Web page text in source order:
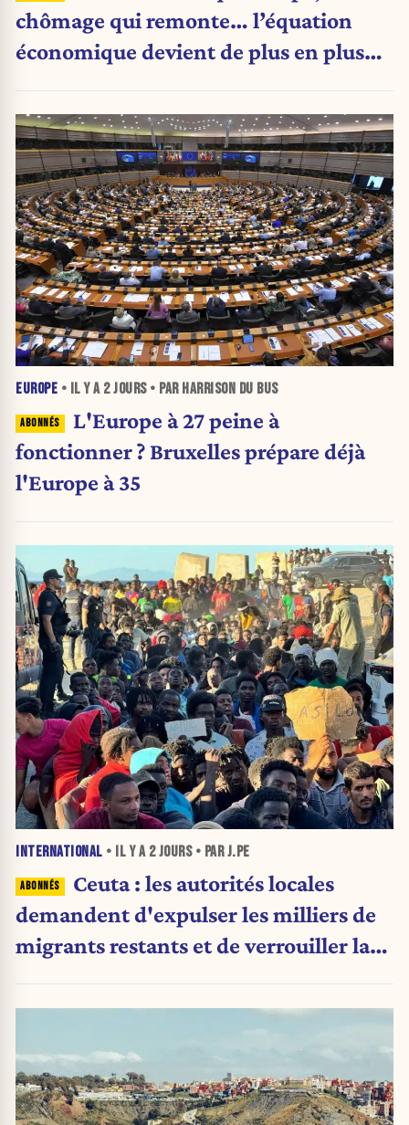
chômage qui remonte… l’équation
économique devient de plus en plus
EUROPE • IL Y A 2 JOURS• PAR HARRISON DU BUS
L'Europe à 27 peine à
fonctionner ? Bruxelles prépare déjà
l'Europe à 35
INTERNATIONAL • IL Y A 2 JOURS• PAR J.PE
Ceuta : les autorités locales
demandent d'expulser les milliers de
migrants restants et de verrouiller la